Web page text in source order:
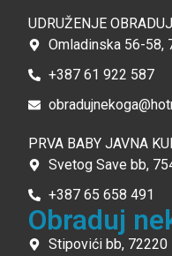
UDRUŽENJE
Omladinska 56-58,
+387 61 922 587
PRVA BABY JAVNA
Svetog Save bb,
+387 65 658 491
Obraduj
Stipovići bb, 72220